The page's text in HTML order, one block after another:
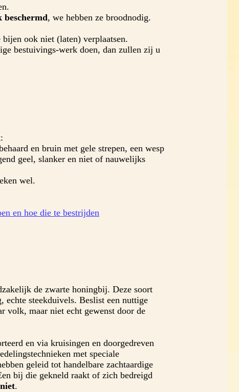
beschermd, we hebben ze broodnodig.
ook niet (laten) verplaatsen.
bestuivings-werk doen, dan zullen zij u
en bruin met gele strepen, een wesp
geel, slanker en niet of nauwelijks
wel.
en hoe die te bestrijden
de zwarte honingbij. Deze soort
echte steekduivels. Beslist een nuttige
volk, maar niet echt gewenst door de
en via kruisingen en doorgedreven
met speciale
geleid tot handelbare zachtaardige
bij die gekneld raakt of zich bedreigd
.